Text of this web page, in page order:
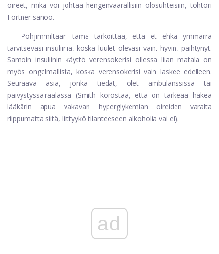
oireet, mikä voi johtaa hengenvaarallisiin olosuhteisiin, tohtori
Fortner sanoo.
Pohjimmiltaan tämä tarkoittaa, että et ehkä ymmärrä
tarvitsevasi insuliinia, koska luulet olevasi vain, hyvin, päihtynyt.
Samoin insuliinin käyttö verensokerisi ollessa liian matala on
myös ongelmallista, koska verensokerisi vain laskee edelleen.
Seuraava asia, jonka tiedät, olet ambulanssissa tai
päivystyssairaalassa (Smith korostaa, että on tärkeää hakea
lääkärin apua vakavan hyperglykemian oireiden varalta
riippumatta siitä, liittyykö tilanteeseen alkoholia vai ei).
ad